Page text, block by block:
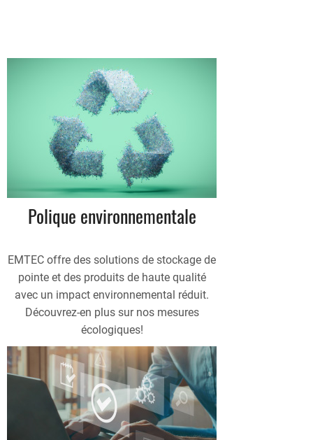
Polique environnementale
EMTEC offre des solutions de stockage de
pointe et des produits de haute qualité
avec un impact environnemental réduit.
Découvrez-en plus sur nos mesures
écologiques!